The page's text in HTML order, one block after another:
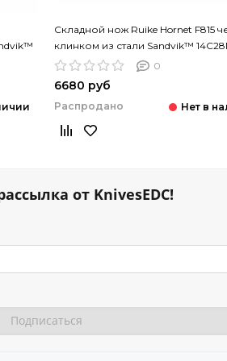
Складной нож Ruike Hornet F815
клинком из стали Sandvik™
рукоять G10
0
6680 руб
Распродано
от KnivesEDC!